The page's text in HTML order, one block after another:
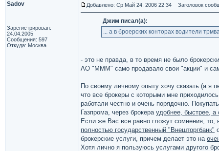
Sadov
Зарегистрирован:
24.04.2005
Сообщения: 597
Откуда: Москва
Добавлено: Ср Май 24, 2006 22:34 Заголовок
Джим писал(а):
... а в броерских конторах водители
- это не правда, в то время не было
АО "МММ" само продавало свои "акции" и
По своему личному опыту хочу сказать (а я
что все брокеры с которыми мне приходилось
работали честно и очень порядочно.
Газпрома, через брокера удобнее, быстрее, а
Если же Вас все равно гложут сомнения, то,
полностью государственный "Внешторгбанк"
брокерские услуги, причем делает это на
Хотя лично я пользуюсь услугами другого